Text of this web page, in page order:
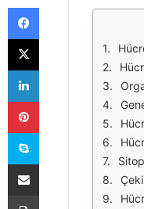
Facebook
X
LinkedIn
Pinterest
Skype
E-Posta ile paylaş